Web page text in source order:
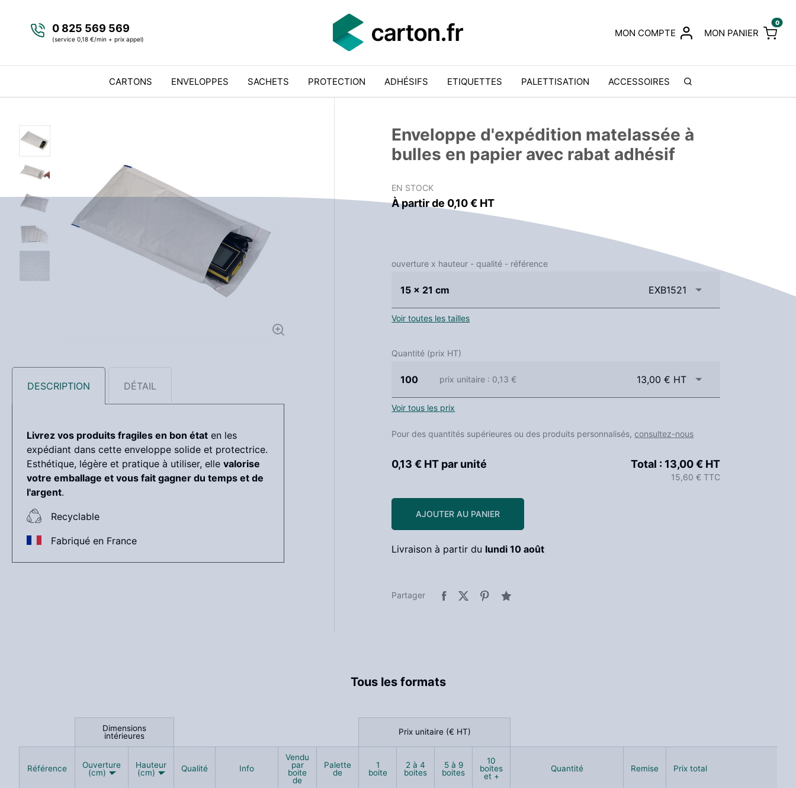
0 825 569 569
(service 0,18 €/min + prix appel)
MON COMPTE MON PANIER
0
CARTONS ENVELOPPES SACHETS PROTECTION ADHÉSIFS ETIQUETTES PALETTISATION ACCESSOIRES
DESCRIPTION DÉTAIL
Livrez vos produits fragiles en bon état en les
expédiant dans cette enveloppe solide et protectrice.
Esthétique, légère et pratique à utiliser, elle valorise
votre emballage et vous fait gagner du temps et de
l'argent.
Recyclable
Fabriqué en France
Enveloppe d'expédition matelassée à
bulles en papier avec rabat adhésif
EN STOCK
À partir de 0,10 € HT
ouverture x hauteur - qualité - référence
15 x 21 cm EXB1521
Voir toutes les tailles
Quantité (prix HT)
100 prix unitaire : 0,13 € 13,00 € HT
Voir tous les prix
Pour des quantités supérieures ou des produits personnalisés,consultez-nous
0,13 € HT par unité Total : 13,00 € HT
15,60 € TTC
AJOUTER AU PANIER
Livraison à partir du lundi 10 août
Partager
Tous les formats
Dimensions
intérieures
Prix unitaire (€ HT)
Référence
Ouverture
(cm)
Hauteur
(cm)
Qualité Info
Vendu
par
boite
de
Palette
de
1
boite
2 à 4
boites
5 à 9
boites
10
boites
et +
Quantité Remise Prix total
Dimensions
intérieures
Prix unitaire (€ HT)
Référence
Ouverture
(cm)
Hauteur
(cm)
Qualité Info
Vendu
par
boite
de
Palette
de
1
boite
2 à 4
boites
5 à 9
boites
10
boites
et +
Quantité Remise Prix total